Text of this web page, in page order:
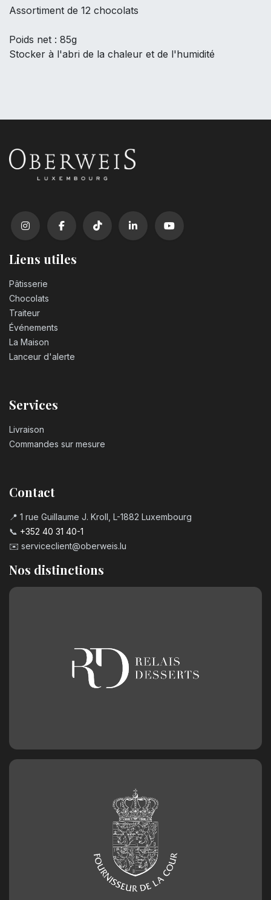
Assortiment de 12 chocolats
Poids net : 85g
Stocker à l'abri de la chaleur et de l'humidité
Liens utiles
Pâtisserie
Chocolats
Traiteur
Événements
La Maison
Lanceur d'alerte
Services
Livraison
Commandes sur mesure
Contact
📍 1 rue Guillaume J. Kroll, L-1882 Luxembourg
📞 +352 40 31 40-1
✉️ serviceclient@oberweis.lu
Nos distinctions